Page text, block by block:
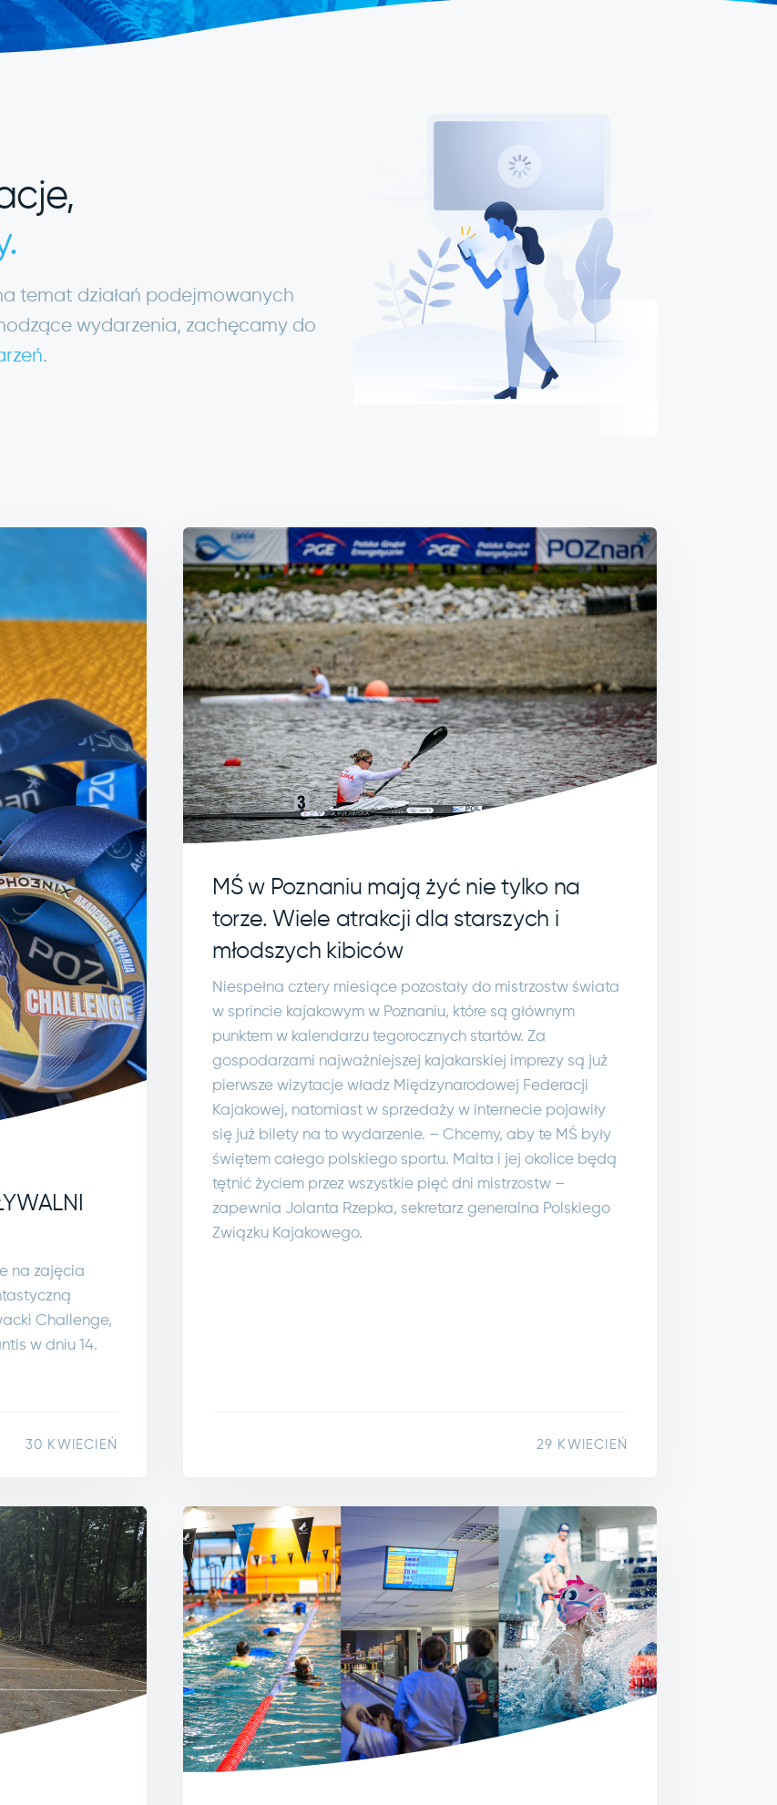
temat działań podejmowanych
wydarzenia, zachęcamy do
.
na zajęcia
Challenge,
w dniu 14.
30 KWIECIEŃ
MŚ w Poznaniu mają żyć nie tylko na
torze. Wiele atrakcji dla starszych i
młodszych kibiców
Niespełna cztery miesiące pozostały do mistrzostw świata
w sprincie kajakowym w Poznaniu, które są głównym
punktem w kalendarzu tegorocznych startów. Za
gospodarzami najważniejszej kajakarskiej imprezy są już
pierwsze wizytacje władz Międzynarodowej Federacji
Kajakowej, natomiast w sprzedaży w internecie pojawiły
się już bilety na to wydarzenie. – Chcemy, aby te MŚ były
świętem całego polskiego sportu. Malta i jej okolice będą
tętnić życiem przez wszystkie pięć dni mistrzostw –
zapewnia Jolanta Rzepka, sekretarz generalna Polskiego
Związku Kajakowego.
29 KWIECIEŃ